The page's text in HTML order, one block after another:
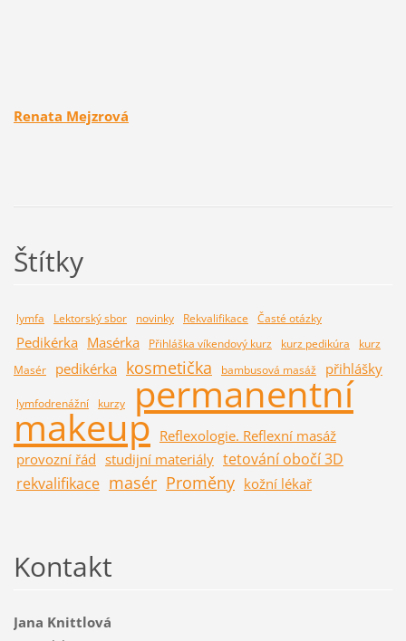
Renata Mejzrová
Štítky
lymfa Lektorský sbor novinky Rekvalifikace Časté otázky
Pedikérka Masérka Přihláška víkendový kurz kurz pedikúra
kurz
Masér
pedikérka kosmetička bambusová masáž přihlášky
lymfodrenážní kurzy permanentní
makeup Reflexologie. Reflexní masáž
provozní řád studijní materiály tetování obočí 3D
rekvalifikace masér Proměny kožní lékař
Kontakt
Jana Knittlová